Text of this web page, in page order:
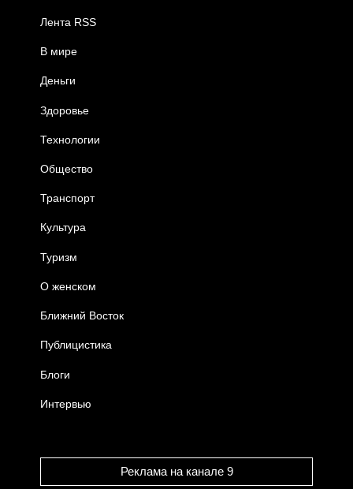
Лента RSS
В мире
Деньги
Здоровье
Технологии
Общество
Транспорт
Культура
Туризм
О женском
Ближний Восток
Публицистика
Блоги
Интервью
Реклама на канале 9